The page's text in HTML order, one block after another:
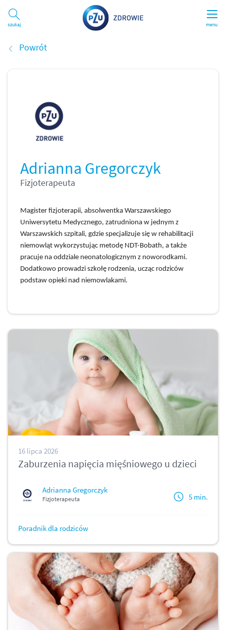
menu
Szukaj
Powrót
Adrianna Gregorczyk
Fizjoterapeuta
Magister fizjoterapii, absolwentka Warszawskiego
Uniwersytetu Medycznego, zatrudniona w jednym z
Warszawskich szpitali, gdzie specjalizuje się w rehabilitacji
niemowląt wykorzystując metodę NDT-Bobath, a także
pracuje na oddziale neonatologicznym z noworodkami.
Dodatkowo prowadzi szkołę rodzenia, ucząc rodziców
podstaw opieki nad niemowlakami.
16 lipca 2026
Zaburzenia napięcia mięśniowego u dzieci
Adrianna Gregorczyk
Fizjoterapeuta 5 min.
Poradnik dla rodziców